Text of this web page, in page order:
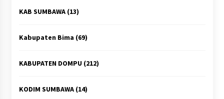
KAB SUMBAWA(13)
Kabupaten Bima (69)
KABUPATEN DOMPU(212)
KODIM SUMBAWA(14)